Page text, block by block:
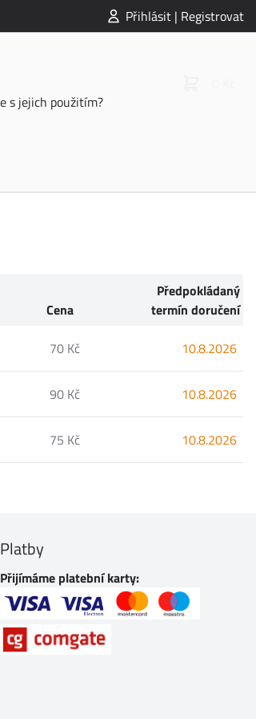
Přihlásit | Registrovat
s jejich použitím?
Cena
Předpokládaný
termín doručení
70 Kč 10.8.2026
90 Kč 10.8.2026
75 Kč 10.8.2026
Platby
Přijímáme platební karty: